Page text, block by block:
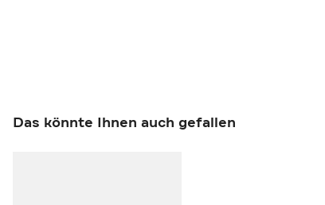
Das könnte Ihnen auch gefallen